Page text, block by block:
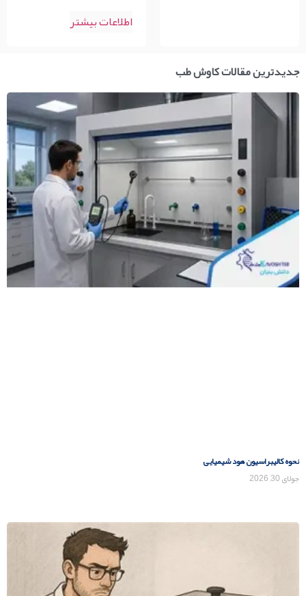
اطلاعات بیشتر
جدیدترین مقالات کاوش طب
نحوه کالیبراسیون هود شیمیایی
جولای 30, 2026